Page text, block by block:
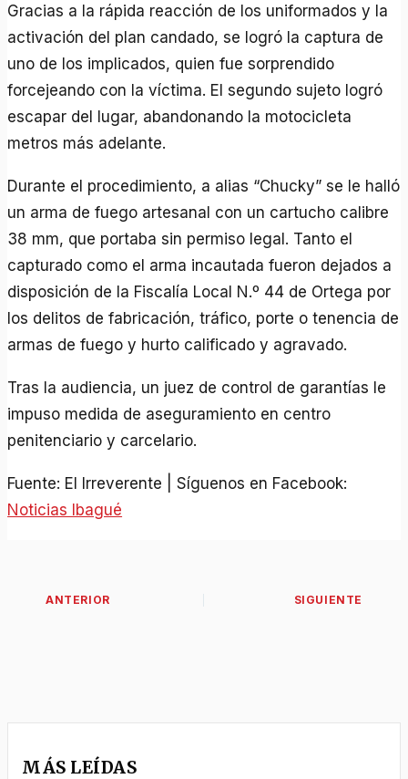
Gracias a la rápida reacción de los uniformados y la
activación del plan candado, se logró la captura de
uno de los implicados, quien fue sorprendido
forcejeando con la víctima. El segundo sujeto logró
escapar del lugar, abandonando la motocicleta
metros más adelante.
Durante el procedimiento, a alias “Chucky” se le halló
un arma de fuego artesanal con un cartucho calibre
38 mm, que portaba sin permiso legal. Tanto el
capturado como el arma incautada fueron dejados a
disposición de la Fiscalía Local N.º 44 de Ortega por
los delitos de fabricación, tráfico, porte o tenencia de
armas de fuego y hurto calificado y agravado.
Tras la audiencia, un juez de control de garantías le
impuso medida de aseguramiento en centro
penitenciario y carcelario.
Fuente: El Irreverente | Síguenos en Facebook:
Noticias Ibagué
MÁS LEÍDAS